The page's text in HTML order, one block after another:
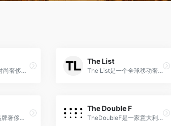
ssense是加拿大时尚奢侈电商平台
The List
The List是一个全球移动奢侈品平台，专门销售来自世界顶级精品店的精选奢华时装和配饰。
全球著名设计师品牌奢侈品折扣电商,由英国高档购物网站Net-A-Porter衍生出来的
The Double F
TheDoubleF是一家意大利奢侈品电商平台，涵盖了时装、鞋履、配件、珠宝、手表等多个品类。